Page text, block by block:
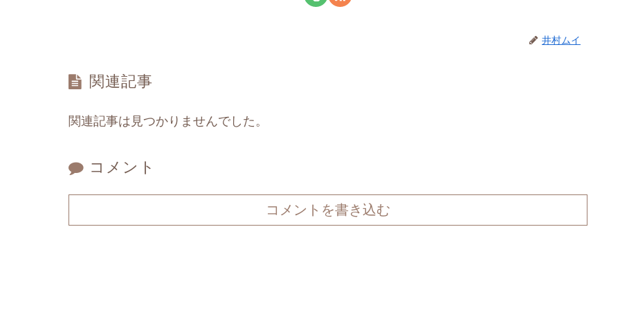
井村ムイ
関連記事
関連記事は見つかりませんでした。
コメント
コメントを書き込む